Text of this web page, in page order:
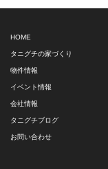
HOME
タニグチの家づくり
物件情報
イベント情報
会社情報
タニグチブログ
お問い合わせ